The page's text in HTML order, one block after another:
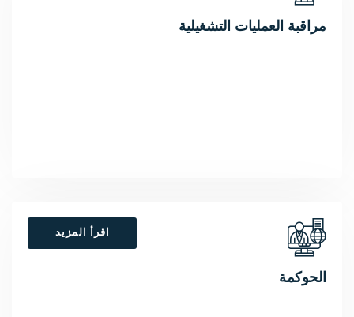
مراقبة العمليات التشغيلية
اقرأ المزيد
الحوكمة